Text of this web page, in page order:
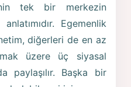
tek bir merkezin
Egemenlik
diğerleri de en az
üzere üç siyasal
paylaşılır. Başka bir